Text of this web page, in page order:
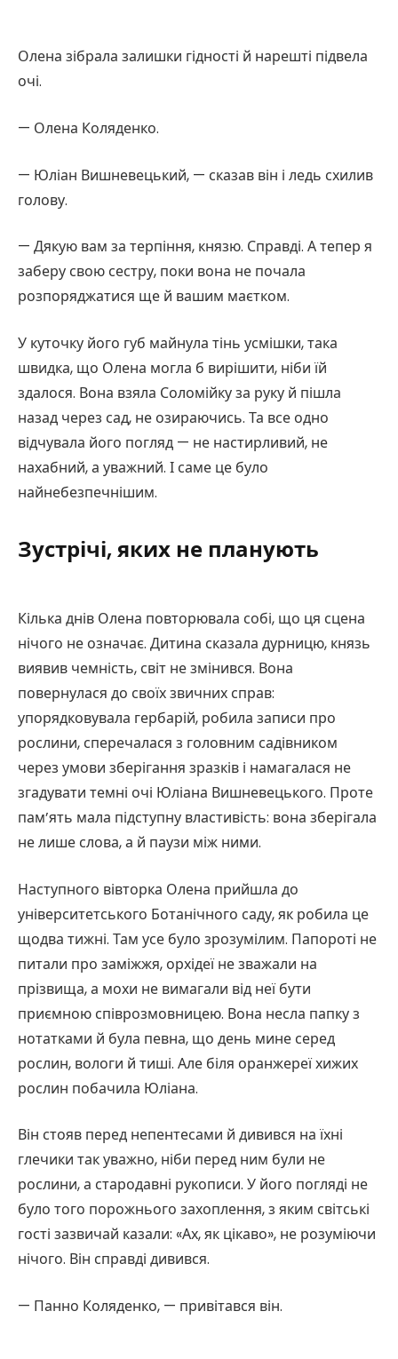
Олена зібрала залишки гідності й нарешті підвела
очі.
— Олена Коляденко.
— Юліан Вишневецький, — сказав він і ледь схилив
голову.
— Дякую вам за терпіння, князю. Справді. А тепер я
заберу свою сестру, поки вона не почала
розпоряджатися ще й вашим маєтком.
У куточку його губ майнула тінь усмішки, така
швидка, що Олена могла б вирішити, ніби їй
здалося. Вона взяла Соломійку за руку й пішла
назад через сад, не озираючись. Та все одно
відчувала його погляд — не настирливий, не
нахабний, а уважний. І саме це було
найнебезпечнішим.
Зустрічі, яких не планують
Кілька днів Олена повторювала собі, що ця сцена
нічого не означає. Дитина сказала дурницю, князь
виявив чемність, світ не змінився. Вона
повернулася до своїх звичних справ:
упорядковувала гербарій, робила записи про
рослини, сперечалася з головним садівником
через умови зберігання зразків і намагалася не
згадувати темні очі Юліана Вишневецького. Проте
пам’ять мала підступну властивість: вона зберігала
не лише слова, а й паузи між ними.
Наступного вівторка Олена прийшла до
університетського Ботанічного саду, як робила це
щодва тижні. Там усе було зрозумілим. Папороті не
питали про заміжжя, орхідеї не зважали на
прізвища, а мохи не вимагали від неї бути
приємною співрозмовницею. Вона несла папку з
нотатками й була певна, що день мине серед
рослин, вологи й тиші. Але біля оранжереї хижих
рослин побачила Юліана.
Він стояв перед непентесами й дивився на їхні
глечики так уважно, ніби перед ним були не
рослини, а стародавні рукописи. У його погляді не
було того порожнього захоплення, з яким світські
гості зазвичай казали: «Ах, як цікаво», не розуміючи
нічого. Він справді дивився.
— Панно Коляденко, — привітався він.